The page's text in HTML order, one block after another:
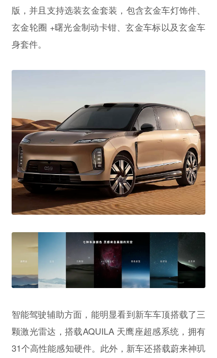
版，并且支持选装玄金套装，包含玄金车灯饰件、
玄金轮圈 +曙光金制动卡钳、玄金车标以及玄金车
身套件。
智能驾驶辅助方面，能明显看到新车车顶搭载了三
颗激光雷达，搭载AQUILA 天鹰座超感系统，拥有
31个高性能感知硬件。此外，新车还搭载蔚来神玑